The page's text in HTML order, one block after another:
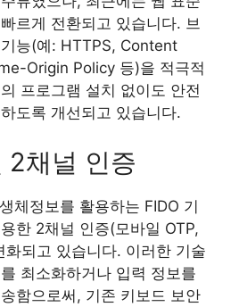
르게 전환되고 있습니다. 브
능(예: HTTPS, Content
Origin Policy 등)을 적극적
프로그램 설치 없이도 안전
도록 개선되고 있습니다.
2채널 인증
체정보를 활용하는 FIDO 기
한 2채널 인증(모바일 OTP,
화되고 있습니다. 이러한 기술
최소화하거나 입력 정보를
함으로써, 기존 키보드 보안